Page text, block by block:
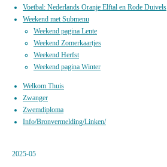
Voetbal: Nederlands Oranje Elftal en Rode Duivels
Weekend met Submenu
Weekend pagina Lente
Weekend Zomerkaartjes
Weekend Herfst
Weekend pagina Winter
Welkom Thuis
Zwanger
Zwemdiploma
Info/Bronvermelding/Linken/
2025-05